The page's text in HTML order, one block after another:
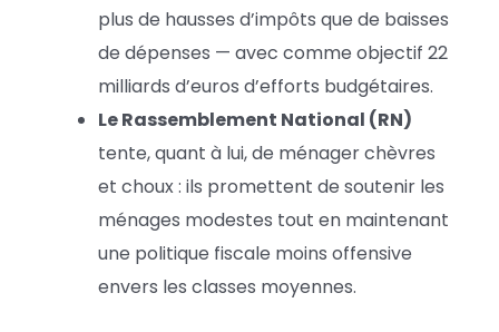
plus de hausses d’impôts que de baisses
de dépenses — avec comme objectif 22
milliards d’euros d’efforts budgétaires.
Le Rassemblement National (RN)
tente, quant à lui, de ménager chèvres
et choux : ils promettent de soutenir les
ménages modestes tout en maintenant
une politique fiscale moins offensive
envers les classes moyennes.